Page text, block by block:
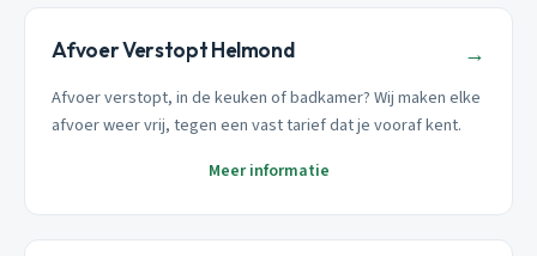
Afvoer Verstopt Helmond →
Afvoer verstopt, in de keuken of badkamer? Wij maken elke
afvoer weer vrij, tegen een vast tarief dat je vooraf kent.
Meer informatie